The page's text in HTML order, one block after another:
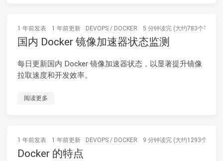
1 年前发表 1 年前更新 DEVOPS / DOCKER 5 分钟读完 (大约783个字)
国内 Docker 镜像加速器状态监测
每日更新国内 Docker 镜像加速器状态，以显著提升镜像
拉取速度和开发效率。
阅读更多
1 年前发表 1 年前更新 DEVOPS / DOCKER 9 分钟读完 (大约1293个字)
Docker 的特点